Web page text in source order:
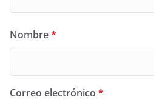
Nombre*
Correo electrónico *